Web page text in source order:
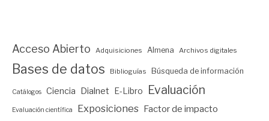
Acceso Abierto Adquisiciones Almena Archivos digitales
Bases de datos Biblioguías Búsqueda de información
Catálogos Ciencia Dialnet E-Libro Evaluación
Evaluación científica Exposiciones Factor de impacto